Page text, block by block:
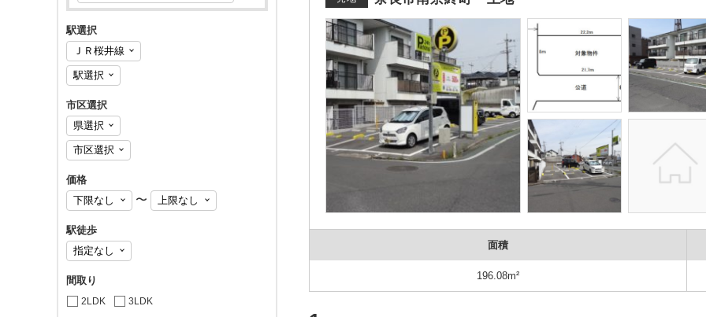
面積
196.08m²
駅選択
市区選択
価格
〜
駅徒歩
間取り
2LDK 3LDK